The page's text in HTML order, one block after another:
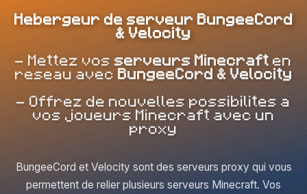
Hebergeur de serveur BungeeCord
& Velocity
- Mettez vos serveurs Minecraft en
reseau avec BungeeCord & Velocity
- Offrez de nouvelles possibilites a
vos joueurs Minecraft avec un
proxy
BungeeCord et Velocity sont des serveurs proxy qui vous
permettent de relier plusieurs serveurs Minecraft. Vos